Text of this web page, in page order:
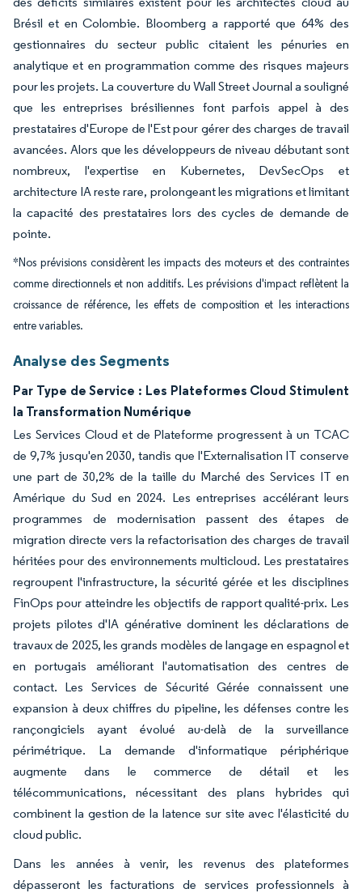
Brésil et en Colombie. Bloomberg a rapporté que 64% des
gestionnaires du secteur public citaient les pénuries en
analytique et en programmation comme des risques majeurs
pour les projets. La couverture du Wall Street Journal a souligné
que les entreprises brésiliennes font parfois appel à des
prestataires d'Europe de l'Est pour gérer des charges de travail
avancées. Alors que les développeurs de niveau débutant sont
nombreux, l'expertise en Kubernetes, DevSecOps et
architecture IA reste rare, prolongeant les migrations et limitant
la capacité des prestataires lors des cycles de demande de
pointe.
*Nos prévisions considèrent les impacts des moteurs et des contraintes
comme directionnels et non additifs. Les prévisions d'impact reflètent la
croissance de référence, les effets de composition et les interactions
entre variables.
Analyse des Segments
Par Type de Service : Les Plateformes Cloud Stimulent
la Transformation Numérique
Les Services Cloud et de Plateforme progressent à un TCAC
de 9,7% jusqu'en 2030, tandis que l'Externalisation IT conserve
une part de 30,2% de la taille du Marché des Services IT en
Amérique du Sud en 2024. Les entreprises accélérant leurs
programmes de modernisation passent des étapes de
migration directe vers la refactorisation des charges de travail
héritées pour des environnements multicloud. Les prestataires
regroupent l'infrastructure, la sécurité gérée et les disciplines
FinOps pour atteindre les objectifs de rapport qualité-prix. Les
projets pilotes d'IA générative dominent les déclarations de
travaux de 2025, les grands modèles de langage en espagnol et
en portugais améliorant l'automatisation des centres de
contact. Les Services de Sécurité Gérée connaissent une
expansion à deux chiffres du pipeline, les défenses contre les
rançongiciels ayant évolué au-delà de la surveillance
périmétrique. La demande d'informatique périphérique
augmente dans le commerce de détail et les
télécommunications, nécessitant des plans hybrides qui
combinent la gestion de la latence sur site avec l'élasticité du
cloud public.
Dans les années à venir, les revenus des plateformes
dépasseront les facturations de services professionnels à